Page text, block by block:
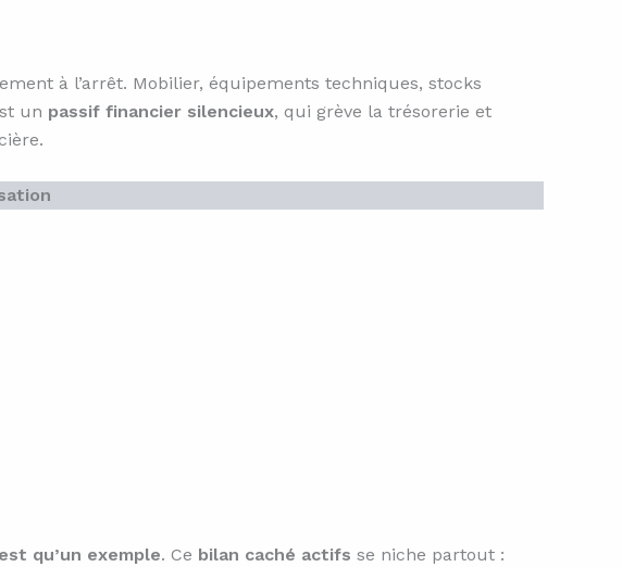
à l’arrêt. Mobilier, équipements techniques, stocks
un passif financier silencieux, qui grève la trésorerie et
qu’un exemple. Ce bilan caché actifs se niche partout :